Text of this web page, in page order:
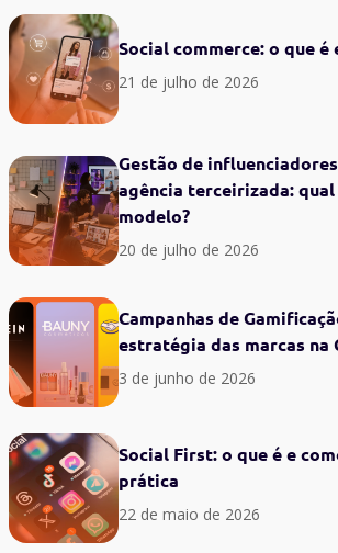
Social commerce: o que é
21 de julho de 2026
Gestão de
agência terceirizada:
modelo?
20 de julho de 2026
Campanhas de
estratégia das marcas na
3 de junho de 2026
Social First: o que é e
prática
22 de maio de 2026